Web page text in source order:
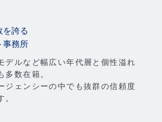
を誇る
事務所
デルなど幅広い年代層と個性溢れ
多数在籍。
ジェンシーの中でも抜群の信頼度
。